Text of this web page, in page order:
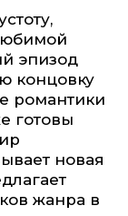
эпизод
концовку
романтики
готовы
новая
жанра в